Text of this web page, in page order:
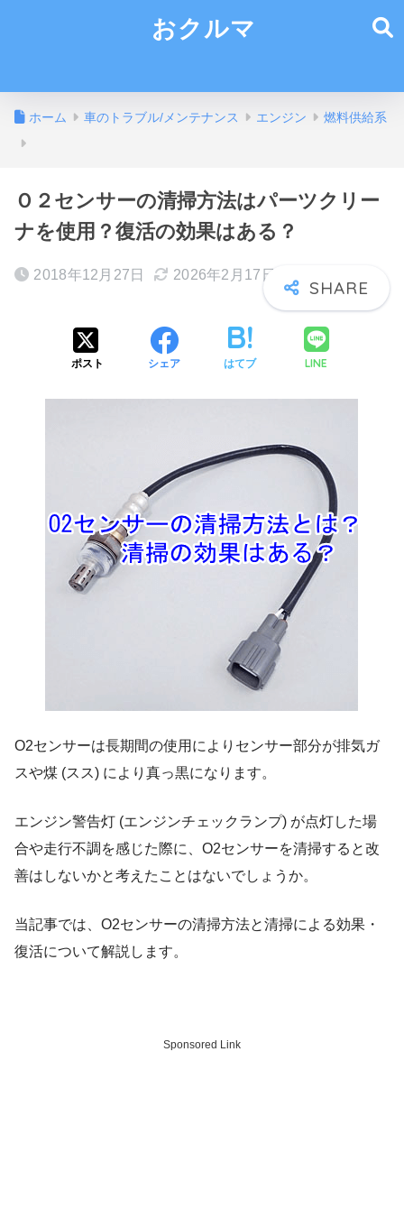
おクルマ
ホーム 車のトラブル/メンテナンス エンジン 燃料供給系
Ｏ２センサーの清掃方法はパーツクリー
ナを使用？復活の効果はある？
2018年12月27日 2026年2月17日
ポスト シェア はてブ LINE
O2センサーは長期間の使用によりセンサー部分が排気ガ
スや煤 (スス) により真っ黒になります。
エンジン警告灯 (エンジンチェックランプ) が点灯した場
合や走行不調を感じた際に、O2センサーを清掃すると改
善はしないかと考えたことはないでしょうか。
当記事では、O2センサーの清掃方法と清掃による効果・
復活について解説します。
Sponsored Link